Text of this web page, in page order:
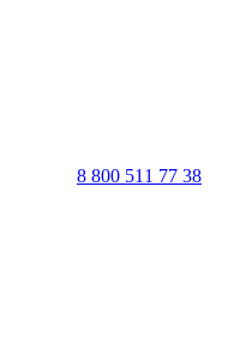
8 800 511 77 38